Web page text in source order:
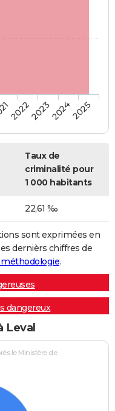
2022202320242025
Taux de
criminalité pour
1 000 habitants
22,61 ‰
sont exprimées en
dernièrs chiffres de
méthodologie.
dangereux
Leval
le Ministère de